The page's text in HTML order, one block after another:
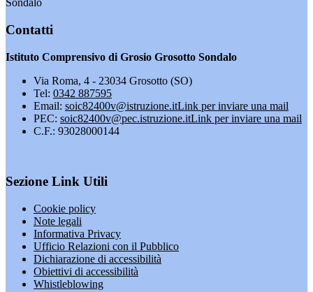
Sondalo
Contatti
Istituto Comprensivo di Grosio Grosotto Sondalo
Via Roma, 4 - 23034 Grosotto (SO)
Tel: 0342 887595
Email: soic82400v@istruzione.itLink per inviare una mail
PEC: soic82400v@pec.istruzione.itLink per inviare una mail
C.F.: 93028000144
Sezione Link Utili
Cookie policy
Note legali
Informativa Privacy
Ufficio Relazioni con il Pubblico
Dichiarazione di accessibilità
Obiettivi di accessibilità
Whistleblowing